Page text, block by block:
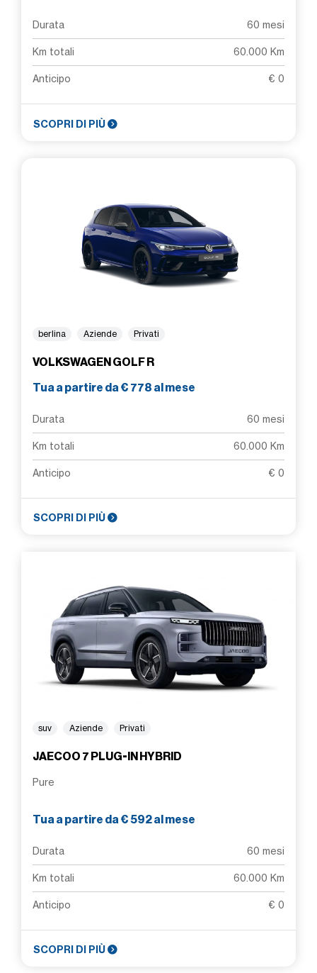
Durata 60 mesi
Km totali 60.000 Km
Anticipo € 0
SCOPRI DI PIÙ
berlina Aziende Privati
VOLKSWAGEN GOLF R
Tua a partire da € 778 al mese
Durata 60 mesi
Km totali 60.000 Km
Anticipo € 0
SCOPRI DI PIÙ
suv Aziende Privati
JAECOO 7 PLUG-IN HYBRID
Pure
Tua a partire da € 592 al mese
Durata 60 mesi
Km totali 60.000 Km
Anticipo € 0
SCOPRI DI PIÙ